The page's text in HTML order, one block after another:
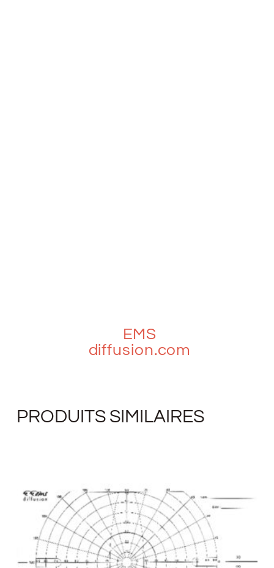
EMS
diffusion.com
PRODUITS SIMILAIRES